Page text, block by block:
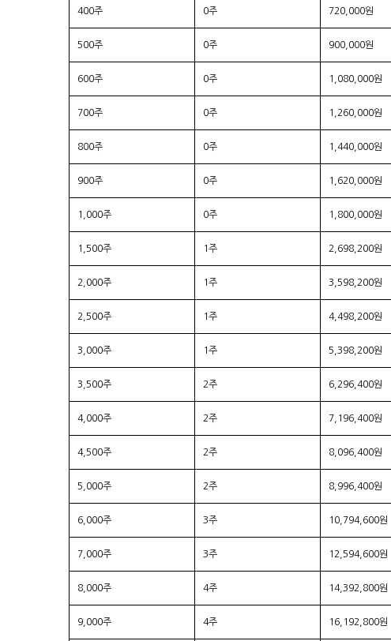
400주 0주 720,000원
500주 0주 900,000원
600주 0주 1,080,000원
700주 0주 1,260,000원
800주 0주 1,440,000원
900주 0주 1,620,000원
1,000주 0주 1,800,000원
1,500주 1주 2,698,200원
2,000주 1주 3,598,200원
2,500주 1주 4,498,200원
3,000주 1주 5,398,200원
3,500주 2주 6,296,400원
4,000주 2주 7,196,400원
4,500주 2주 8,096,400원
5,000주 2주 8,996,400원
6,000주 3주 10,794,600원
7,000주 3주 12,594,600원
8,000주 4주 14,392,800원
9,000주 4주 16,192,800원